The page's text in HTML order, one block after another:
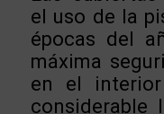
el uso de la
épocas del
máxima
en el
considerable